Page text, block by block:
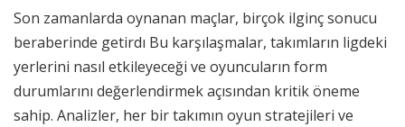
Son zamanlarda oynanan maçlar, birçok ilginç sonucu
beraberinde getirdı Bu karşılaşmalar, takımların ligdeki
yerlerini nasıl etkileyeceği ve oyuncuların form
durumlarını değerlendirmek açısından kritik öneme
sahip. Analizler, her bir takımın oyun stratejileri ve